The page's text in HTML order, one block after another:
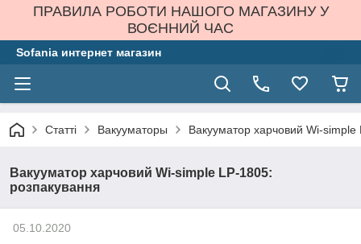
ПРАВИЛА РОБОТИ НАШОГО МАГАЗИНУ У
ВОЄННИЙ ЧАС
Sofania интернет магазин
Статті Вакууматоры Вакууматор харчовий Wi-simple
Вакууматор харчовий Wi-simple LP-1805:
розпакування
05.10.2020